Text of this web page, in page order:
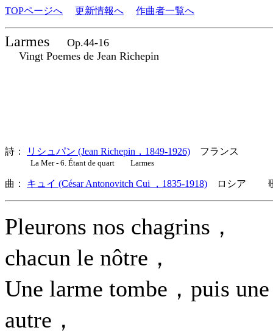
TOPページへ 更新情報へ 作曲者一覧へ
Larmes
Op.44-16
Vingt Poemes de Jean Richepin
詩： リシュパン (Jean Richepin，1849-1926) フランス
La Mer - 6. Étant de quart Larmes
曲： キュイ (César Antonovitch Cui ，1835-1918) ロシア 歌
Pleurons nos chagrins，
chacun le nôtre，
Une larme tombe，puis une
autre，